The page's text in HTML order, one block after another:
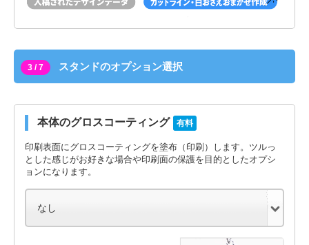
3 / 7 スタンドのオプション選択
本体のグロスコーティング 有料
印刷表面にグロスコーティングを塗布（印刷）します。ツルっ
とした感じがお好きな場合や印刷面の保護を目的としたオプシ
ョンになります。